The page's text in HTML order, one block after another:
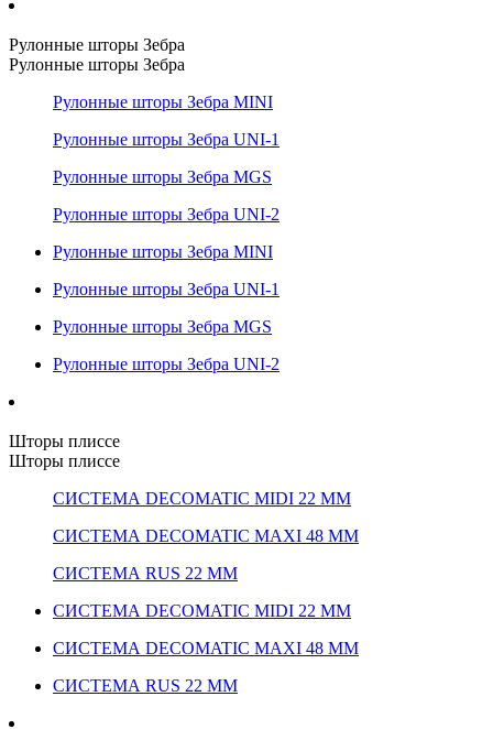
Рулонные шторы Зебра
Рулонные шторы Зебра
Рулонные шторы Зебра MINI
Рулонные шторы Зебра UNI-1
Рулонные шторы Зебра MGS
Рулонные шторы Зебра UNI-2
Рулонные шторы Зебра MINI
Рулонные шторы Зебра UNI-1
Рулонные шторы Зебра MGS
Рулонные шторы Зебра UNI-2
Шторы плиссе
Шторы плиссе
СИСТЕМА DECOMATIC MIDI 22 ММ
СИСТЕМА DECOMATIC MAXI 48 ММ
СИСТЕМА RUS 22 ММ
СИСТЕМА DECOMATIC MIDI 22 ММ
СИСТЕМА DECOMATIC MAXI 48 ММ
СИСТЕМА RUS 22 ММ